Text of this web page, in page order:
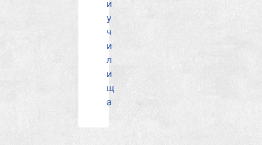
и
у
ч
и
л
и
щ
а